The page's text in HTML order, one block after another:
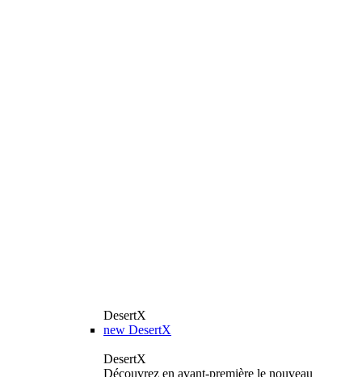
DesertX
new DesertX
DesertX
Découvrez en avant-première le nouveau